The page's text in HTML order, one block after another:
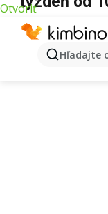
Otvoriť
Hľadajte